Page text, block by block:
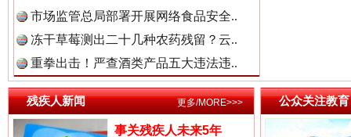
市场监管总局部署开展网络食品安全..
冻干草莓测出二十几种农药残留？云..
重拳出击！严查酒类产品五大违法违..
残疾人新闻
事关残疾人未来5年
更多/MORE>>> 公众关注教育